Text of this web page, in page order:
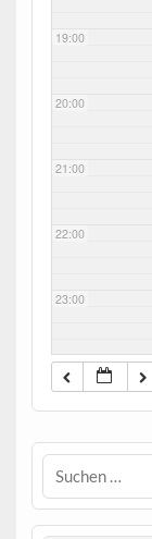
19:00
20:00
21:00
22:00
23:00